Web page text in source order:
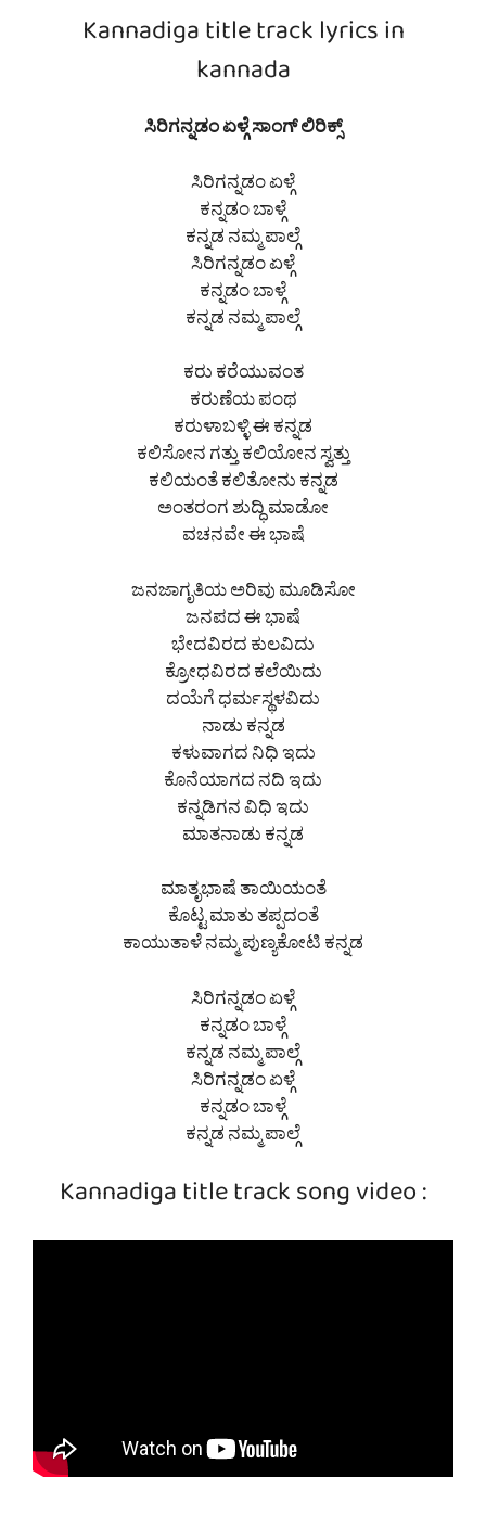
Kannadiga title track lyrics in
kannada
ಸಿರಿಗನ್ನಡಂ ಏಳ್ಗೆ ಸಾಂಗ್ ಲಿರಿಕ್ಸ್
ಸಿರಿಗನ್ನಡಂ ಏಳ್ಗೆ
ಕನ್ನಡಂ ಬಾಳ್ಗೆ
ಕನ್ನಡ ನಮ್ಮ ಪಾಲ್ಗೆ
ಸಿರಿಗನ್ನಡಂ ಏಳ್ಗೆ
ಕನ್ನಡಂ ಬಾಳ್ಗೆ
ಕನ್ನಡ ನಮ್ಮ ಪಾಲ್ಗೆ
ಕರು ಕರೆಯುವಂತ
ಕರುಣೆಯ ಪಂಥ
ಕರುಳಾಬಳ್ಳಿ ಈ ಕನ್ನಡ
ಕಲಿಸೋನ ಗತ್ತು ಕಲಿಯೋನ ಸ್ವತ್ತು
ಕಲಿಯಂತೆ ಕಲಿತೋನು ಕನ್ನಡ
ಅಂತರಂಗ ಶುದ್ಧಿ ಮಾಡೋ
ವಚನವೇ ಈ ಭಾಷೆ
ಜನಜಾಗೃತಿಯ ಅರಿವು ಮೂಡಿಸೋ
ಜನಪದ ಈ ಭಾಷೆ
ಭೇದವಿರದ ಕುಲವಿದು
ಕ್ರೋಧವಿರದ ಕಲೆಯಿದು
ದಯೆಗೆ ಧರ್ಮಸ್ಥಳವಿದು
ನಾಡು ಕನ್ನಡ
ಕಳುವಾಗದ ನಿಧಿ ಇದು
ಕೊನೆಯಾಗದ ನದಿ ಇದು
ಕನ್ನಡಿಗನ ವಿಧಿ ಇದು
ಮಾತನಾಡು ಕನ್ನಡ
ಮಾತೃಭಾಷೆ ತಾಯಿಯಂತೆ
ಕೊಟ್ಟ ಮಾತು ತಪ್ಪದಂತೆ
ಕಾಯುತಾಳೆ ನಮ್ಮ ಪುಣ್ಯಕೋಟಿ ಕನ್ನಡ
ಸಿರಿಗನ್ನಡಂ ಏಳ್ಗೆ
ಕನ್ನಡಂ ಬಾಳ್ಗೆ
ಕನ್ನಡ ನಮ್ಮ ಪಾಲ್ಗೆ
ಸಿರಿಗನ್ನಡಂ ಏಳ್ಗೆ
ಕನ್ನಡಂ ಬಾಳ್ಗೆ
ಕನ್ನಡ ನಮ್ಮ ಪಾಲ್ಗೆ
Kannadiga title track song video :